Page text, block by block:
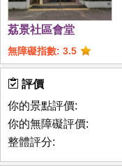
荔景社區會堂
無障礙指數: 3.5
評價
你的景點評價:
你的無障礙評價:
整體評分: